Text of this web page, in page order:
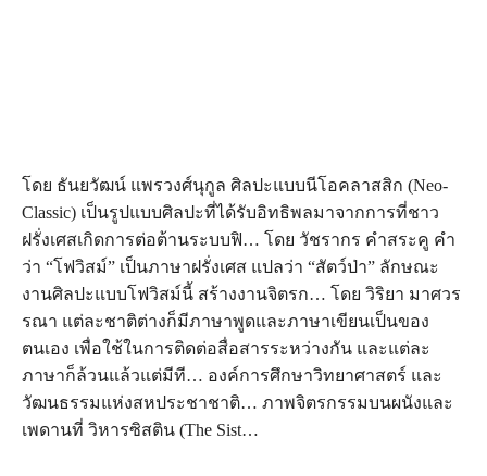
โดย ธันยวัฒน์ แพรวงศ์นุกูล ศิลปะแบบนีโอคลาสสิก (Neo-
Classic) เป็นรูปแบบศิลปะที่ได้รับอิทธิพลมาจากการที่ชาว
ฝรั่งเศสเกิดการต่อต้านระบบฟิ… โดย วัชรากร คำสระคู คำ
ว่า “โฟวิสม์” เป็นภาษาฝรั่งเศส แปลว่า “สัตว์ป่า” ลักษณะ
งานศิลปะแบบโฟวิสม์นี้ สร้างงานจิตรก… โดย วิริยา มาศวร
รณา แต่ละชาติต่างก็มีภาษาพูดและภาษาเขียนเป็นของ
ตนเอง เพื่อใช้ในการติดต่อสื่อสารระหว่างกัน และแต่ละ
ภาษาก็ล้วนแล้วแต่มีที… องค์การศึกษาวิทยาศาสตร์ และ
วัฒนธรรมแห่งสหประชาชาติ… ภาพจิตรกรรมบนผนังและ
เพดานที่ วิหารซิสติน (The Sist…